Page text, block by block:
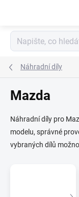
Náhradní díly
Mazda
Náhradní díly pro
modelu, správné
vybraných dílů